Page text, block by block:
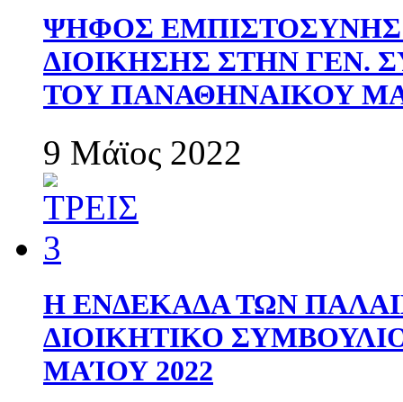
ΨΗΦΟΣ
ΔΙΟΙΚΗΣΗΣ ΣΤΗΝ ΓΕΝ.
ΤΟΥ ΠΑΝΑΘΗΝΑΙΚΟΥ
9 Μάϊος 2022
Η ΕΝΔΕΚΑΔΑ ΤΩΝ
ΔΙΟΙΚΗΤΙΚΟ
ΜΑΊΟΥ 2022